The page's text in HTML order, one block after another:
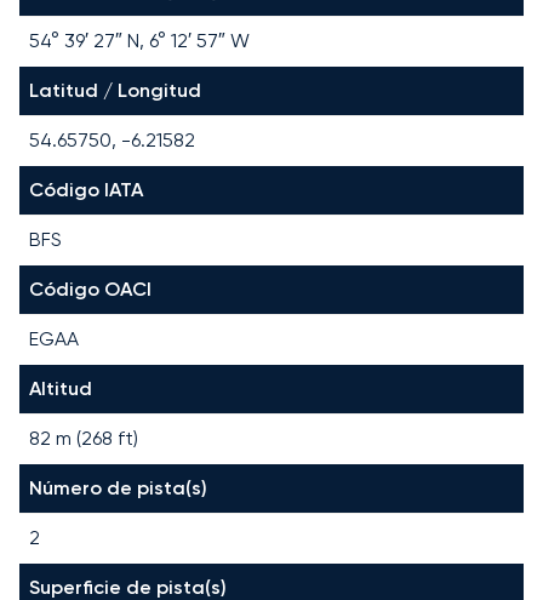
54° 39′ 27″ N, 6° 12′ 57″ W
Latitud / Longitud
54.65750, -6.21582
Código IATA
BFS
Código OACI
EGAA
Altitud
82 m (268 ft)
Número de pista(s)
2
Superficie de pista(s)